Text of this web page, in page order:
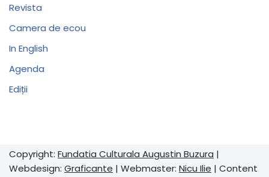
Revista
Camera de ecou
In English
Agenda
Ediții
Copyright: Fundatia Culturala Augustin Buzura |
Webdesign: Graficante | Webmaster: Nicu Ilie | Content